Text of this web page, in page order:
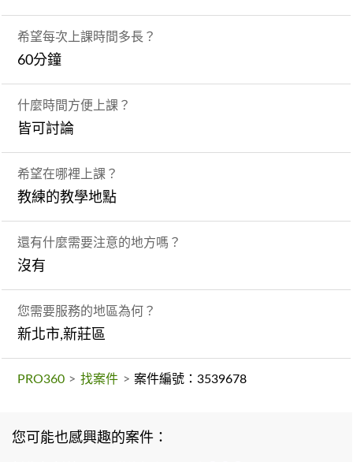
希望每次上課時間多長？
60分鐘
什麼時間方便上課？
皆可討論
希望在哪裡上課？
教練的教學地點
還有什麼需要注意的地方嗎？
沒有
您需要服務的地區為何？
新北市,新莊區
PRO360 > 找案件 > 案件編號：3539678
您可能也感興趣的案件：